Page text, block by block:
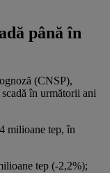
până în
(CNSP),
în următorii ani
milioane tep, în
tep (-2,2%);